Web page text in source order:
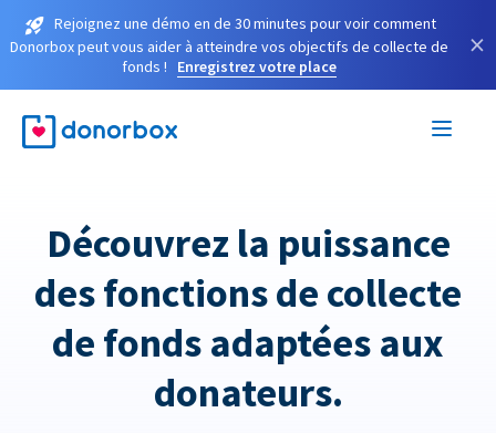
Rejoignez une démo en de 30 minutes pour voir comment
Donorbox peut vous aider à atteindre vos objectifs de collecte de
fonds !
Enregistrez votre place
×
Découvrez la puissance
des fonctions de collecte
de fonds adaptées aux
donateurs.